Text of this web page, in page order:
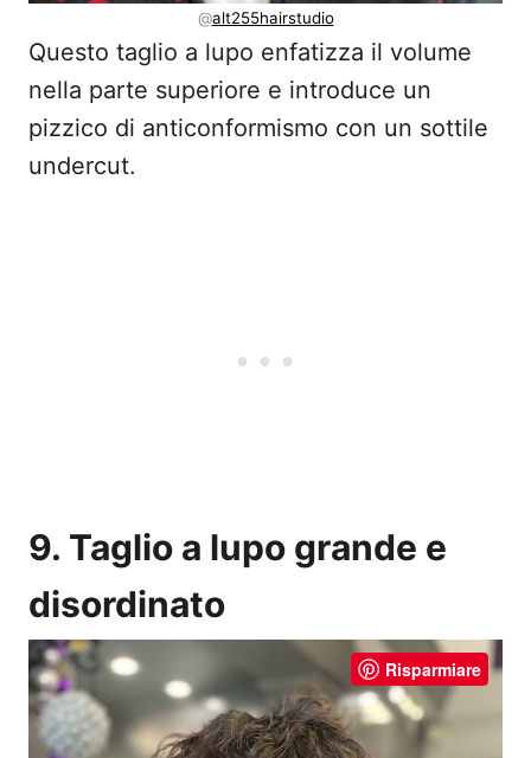
@alt255hairstudio
Questo taglio a lupo enfatizza il volume
nella parte superiore e introduce un
pizzico di anticonformismo con un sottile
undercut.
9. Taglio a lupo grande e
disordinato
Risparmiare